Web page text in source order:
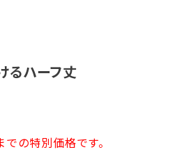
るハーフ丈
の特別価格です。